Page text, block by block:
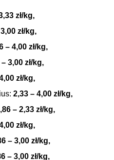
zł/kg,
zł/kg,
– 4,00 zł/kg,
3,00 zł/kg,
zł/kg,
2,33 – 4,00 zł/kg,
– 2,33 zł/kg,
zł/kg,
– 3,00 zł/kg,
– 3,00 zł/kg,